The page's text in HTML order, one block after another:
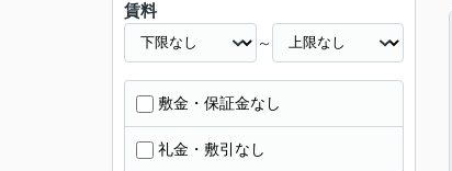
賃料
～
敷金・保証金なし
礼金・敷引なし